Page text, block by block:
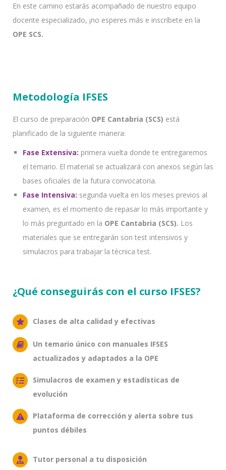
En este camino estarás acompañado de nuestro equipo
docente especializado, ¡no esperes más e inscríbete en la
OPE SCS.
Metodología IFSES
El curso de preparación OPE Cantabria (SCS) está
planificado de la siguiente manera:
Fase Extensiva: primera vuelta donde te entregaremos
el temario. El material se actualizará con anexos según las
bases oficiales de la futura convocatoria.
Fase Intensiva: segunda vuelta en los meses previos al
examen, es el momento de repasar lo más importante y
lo más preguntado en la OPE Cantabria (SCS). Los
materiales que se entregarán son test intensivos y
simulacros para trabajar la técnica test.
¿Qué conseguirás con el curso IFSES?
Clases de alta calidad y efectivas
Un temario único con manuales IFSES
actualizados y adaptados a la OPE
Simulacros de examen y estadísticas de
evolución
Plataforma de corrección y alerta sobre tus
puntos débiles
Tutor personal a tu disposición